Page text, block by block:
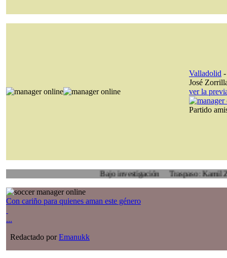
Valladolid
José
ver la
Partido
Bajo investigación Traspaso: Kamil Zoidl,
Con cariño para quienes aman este género
...
Redactado porEmanukk